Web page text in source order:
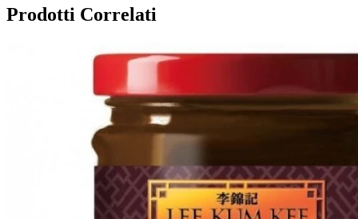
Prodotti Correlati